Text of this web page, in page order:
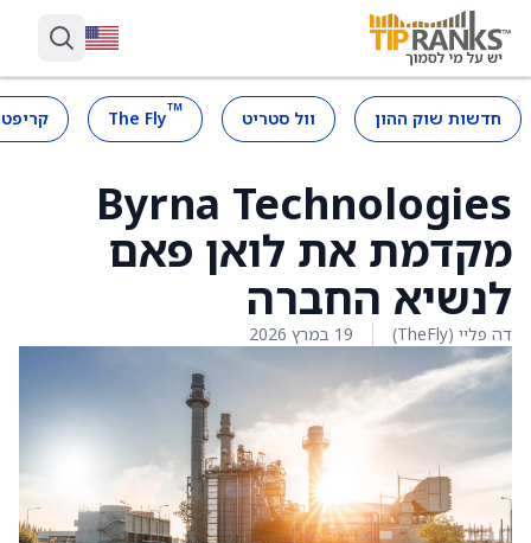
חדשות שוק ההון וול סטריט ™
The Fly
Byrna Technologies
מקדמת את לואן פאם
לנשיא החברה
דה פליי (TheFly) 19 במרץ 2026